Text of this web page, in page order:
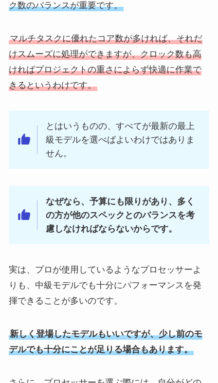
ク数のバランスが重要です。
マルチタスクに優れたコア数が多ければ、それだ
けスムーズに処理ができますが、クロック数も高
ければプロジェクトの重さによらず快適に作業で
きるというわけです。
とはいうものの、すべてが最新の最上
級モデルを選べばよいわけではありま
せん。
なぜなら、予算にも限りがあり、多く
の方が他のスペックとのバランスを考
慮しなければならないからです。
実は、プロが使用しているようなプロセッサーよ
りも、中級モデルでも十分にパフォーマンスを発
揮できることが多いのです。
新しく登場したモデルもいいですが、少し前のモ
デルでも十分にことが足りる場合もあります。